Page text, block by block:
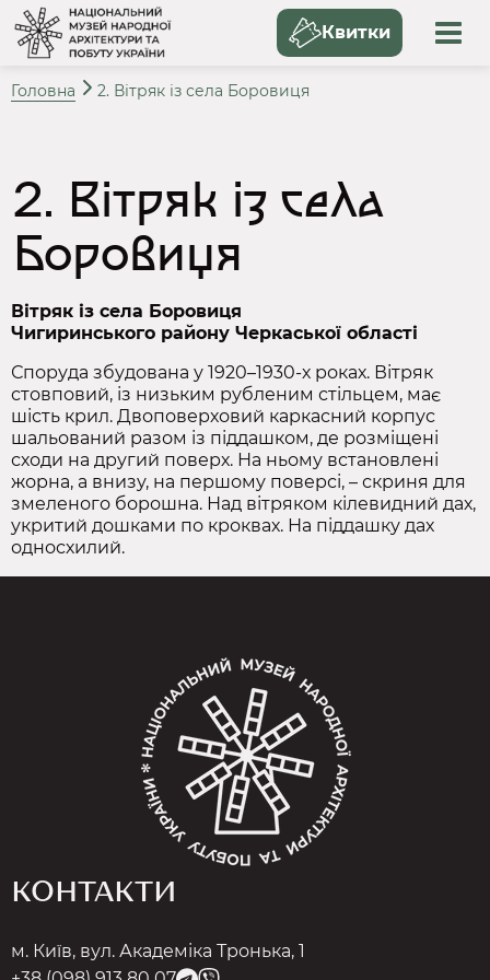
Квитки
Головна 2. Вітряк із села Боровиця
2. Вітряк із села
Боровиця
Вітряк із села Боровиця
Чигиринського району Черкаської області
Споруда збудована у 1920–1930‑х роках. Вітряк
стовповий, із низьким рубленим стільцем, має
шість крил. Двоповерховий каркасний корпус
шальований разом із піддашком, де розміщені
сходи на другий поверх. На ньому встановлені
жорна, а внизу, на першому поверсі, – скриня для
змеленого борошна. Над вітряком кілевидний дах,
укритий дошками по кроквах. На піддашку дах
односхилий.
КОНТАКТИ
м. Київ, вул. Академіка Тронька, 1